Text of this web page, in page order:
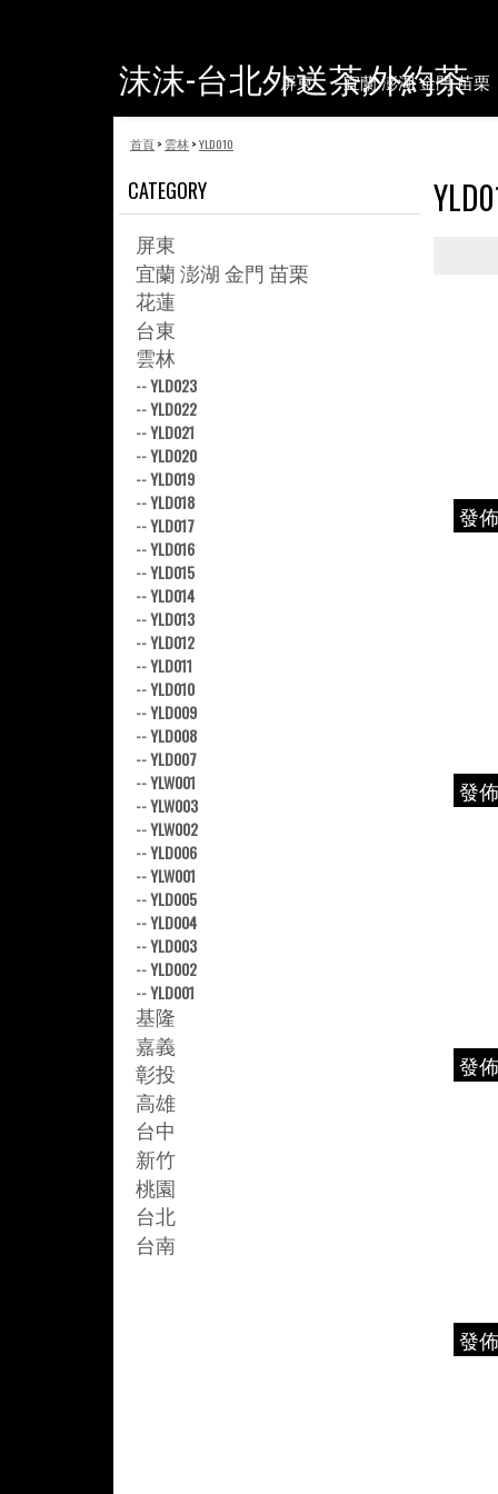
沫沫-台北外送茶,外約茶
屏東 宜蘭 澎湖 金門 苗栗
首頁> 雲林>YLD010
發
發
發
發
CATEGORY
屏東
宜蘭 澎湖 金門 苗栗
花蓮
台東
雲林
--YLD023
--YLD022
--YLD021
--YLD020
--YLD019
--YLD018
--YLD017
--YLD016
--YLD015
--YLD014
--YLD013
--YLD012
--YLD011
--YLD010
--YLD009
--YLD008
--YLD007
--YLW001
--YLW003
--YLW002
--YLD006
--YLW001
--YLD005
--YLD004
--YLD003
--YLD002
--YLD001
基隆
嘉義
彰投
高雄
台中
新竹
桃園
台北
台南